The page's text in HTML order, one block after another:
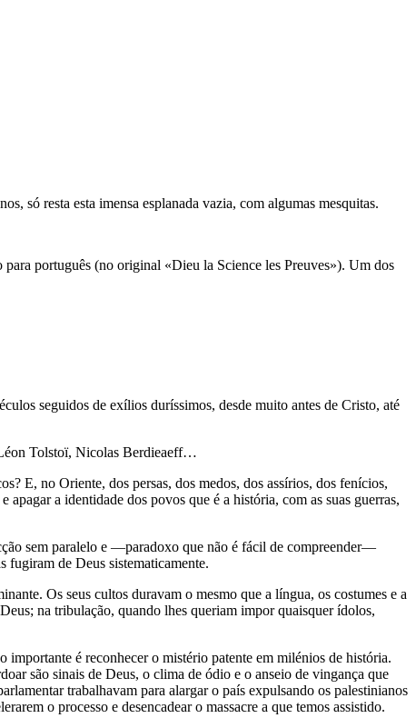
só resta esta imensa esplanada vazia, com algumas mesquitas.
português (no original «Dieu la Science les Preuves»). Um dos
seguidos de exílios duríssimos, desde muito antes de Cristo, até
Tolstoï, Nicolas Berdieaeff…
E, no Oriente, dos persas, dos medos, dos assírios, dos fenícios,
a identidade dos povos que é a história, com as suas guerras,
sem paralelo e —paradoxo que não é fácil de compreender—
fugiram de Deus sistematicamente.
Os seus cultos duravam o mesmo que a língua, os costumes e a
na tribulação, quando lhes queriam impor quaisquer ídolos,
é reconhecer o mistério patente em milénios de história.
são sinais de Deus, o clima de ódio e o anseio de vingança que
trabalhavam para alargar o país expulsando os palestinianos
o processo e desencadear o massacre a que temos assistido.